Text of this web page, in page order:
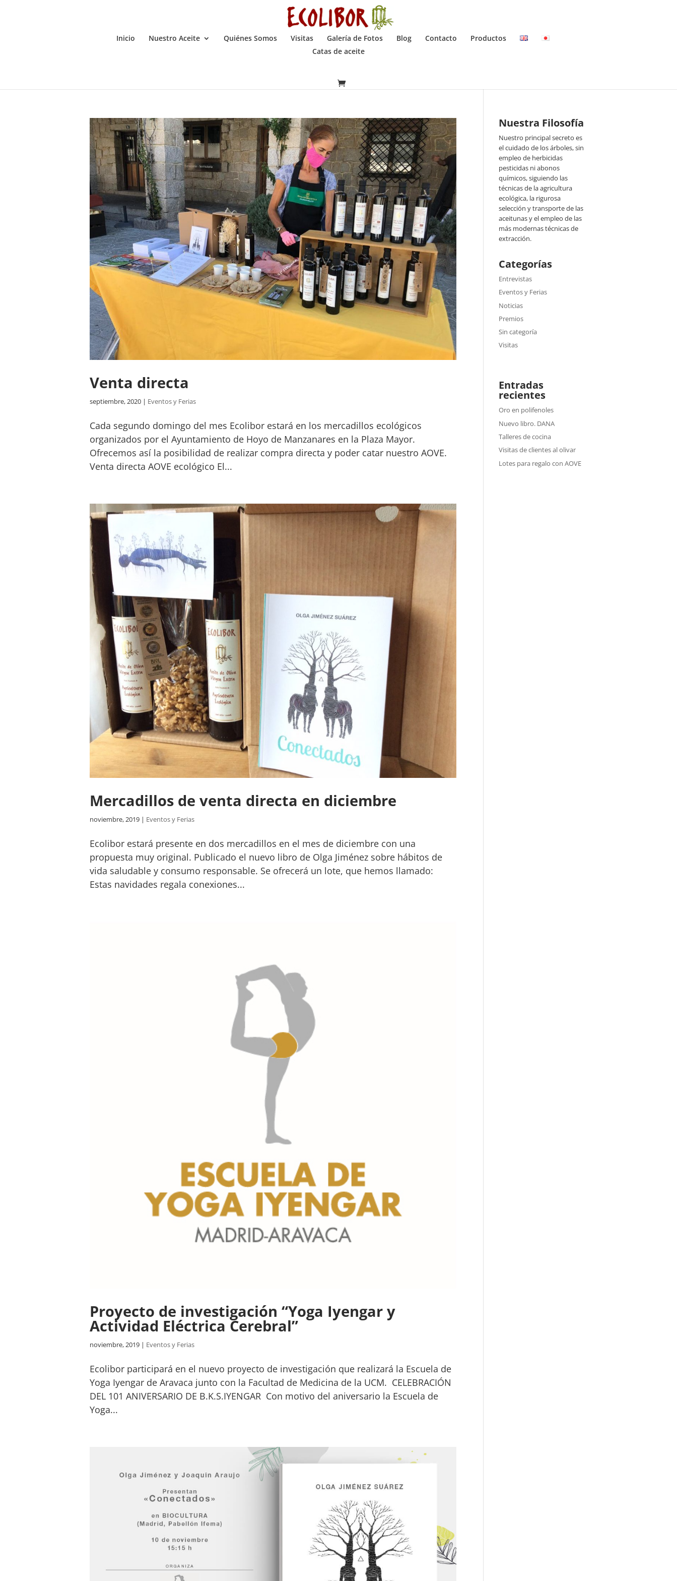
Inicio Nuestro Aceite Quiénes Somos Visitas Galería de Fotos Blog Contacto
Productos
Catas de aceite
Venta directa
septiembre, 2020| Eventos y Ferias
Cada segundo domingo del mes Ecolibor estará en los mercadillos ecológicos
organizados por el Ayuntamiento de Hoyo de Manzanares en la Plaza Mayor.
Ofrecemos así la posibilidad de realizar compra directa y poder catar nuestro AOVE.
Venta directa AOVE ecológico El...
Mercadillos de venta directa en diciembre
noviembre, 2019| Eventos y Ferias
Ecolibor estará presente en dos mercadillos en el mes de diciembre con una
propuesta muy original. Publicado el nuevo libro de Olga Jiménez sobre hábitos de
vida saludable y consumo responsable. Se ofrecerá un lote, que hemos llamado:
Estas navidades regala conexiones...
Proyecto de investigación “Yoga Iyengar y
Actividad Eléctrica Cerebral”
noviembre, 2019| Eventos y Ferias
Ecolibor participará en el nuevo proyecto de investigación que realizará la Escuela de
Yoga Iyengar de Aravaca junto con la Facultad de Medicina de la UCM. CELEBRACIÓN
DEL 101 ANIVERSARIO DE B.K.S.IYENGAR Con motivo del aniversario la Escuela de
Yoga...
Nuestra Filosofía
Nuestro principal secreto es
el cuidado de los árboles, sin
empleo de herbicidas
pesticidas ni abonos
químicos, siguiendo las
técnicas de la agricultura
ecológica, la rigurosa
selección y transporte de las
aceitunas y el empleo de las
más modernas técnicas de
extracción.
Categorías
Entrevistas
Eventos y Ferias
Noticias
Premios
Sin categoría
Visitas
Entradas
recientes
Oro en polifenoles
Nuevo libro. DANA
Talleres de cocina
Visitas de clientes al olivar
Lotes para regalo con AOVE